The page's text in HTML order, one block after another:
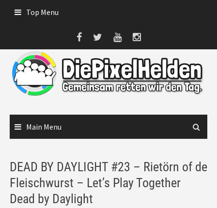
Top Menu
Main Menu
DEAD BY DAYLIGHT #23 – Rietörn of de
Fleischwurst – Let’s Play Together
Dead by Daylight